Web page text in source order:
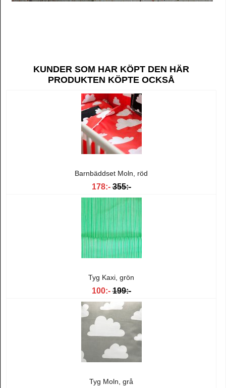
KUNDER SOM HAR KÖPT DEN HÄR
PRODUKTEN KÖPTE OCKSÅ
Barnbäddset Moln, röd
178:- 355:-
Tyg Kaxi, grön
100:- 199:-
Tyg Moln, grå